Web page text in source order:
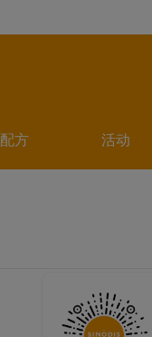
配方 活动